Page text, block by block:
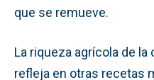
que se remueve.
La riqueza agrícola de
refleja en otras recetas